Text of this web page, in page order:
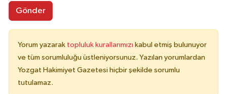
Gönder
Yorum yazarak topluluk kurallarımızı kabul etmiş bulunuyor
ve tüm sorumluluğu üstleniyorsunuz. Yazılan yorumlardan
Yozgat Hakimiyet Gazetesi hiçbir şekilde sorumlu
tutulamaz.